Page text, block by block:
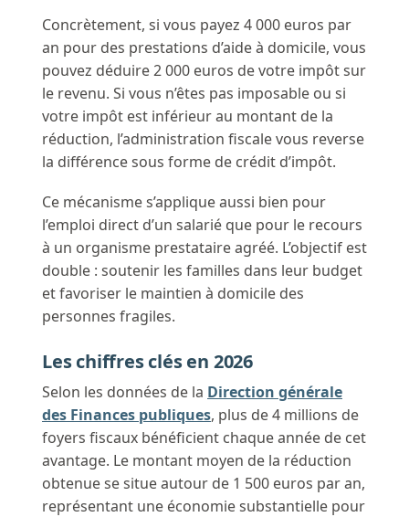
Concrètement, si vous payez 4 000 euros par
an pour des prestations d’aide à domicile, vous
pouvez déduire 2 000 euros de votre impôt sur
le revenu. Si vous n’êtes pas imposable ou si
votre impôt est inférieur au montant de la
réduction, l’administration fiscale vous reverse
la différence sous forme de crédit d’impôt.
Ce mécanisme s’applique aussi bien pour
l’emploi direct d’un salarié que pour le recours
à un organisme prestataire agréé. L’objectif est
double : soutenir les familles dans leur budget
et favoriser le maintien à domicile des
personnes fragiles.
Les chiffres clés en 2026
Selon les données de la Direction générale
des Finances publiques, plus de 4 millions de
foyers fiscaux bénéficient chaque année de cet
avantage. Le montant moyen de la réduction
obtenue se situe autour de 1 500 euros par an,
représentant une économie substantielle pour